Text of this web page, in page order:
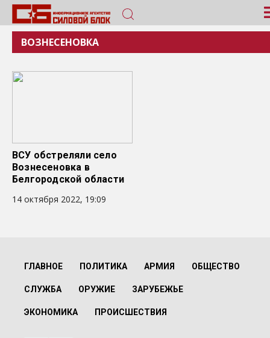
ВОЗНЕСЕНОВКА
ВСУ обстреляли село
Вознесеновка в
Белгородской области
14 октября 2022, 19:09
ГЛАВНОЕ ПОЛИТИКА АРМИЯ ОБЩЕСТВО
СЛУЖБА ОРУЖИЕ ЗАРУБЕЖЬЕ
ЭКОНОМИКА ПРОИСШЕСТВИЯ